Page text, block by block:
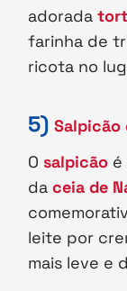
adorada
farinha de
ricota no
5)Salpicão
O salpicão é
daceia de
leite por
mais leve e